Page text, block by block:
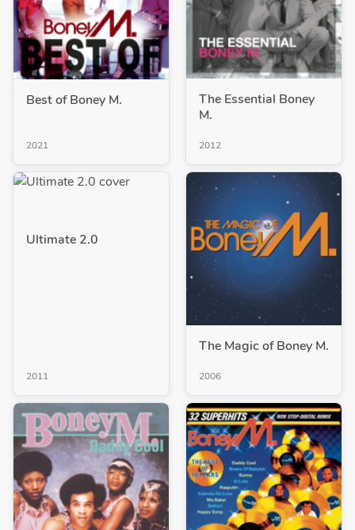
Best of Boney M.
2021
The Essential Boney
M.
2012
Ultimate 2.0
2011
The Magic of Boney M.
2006